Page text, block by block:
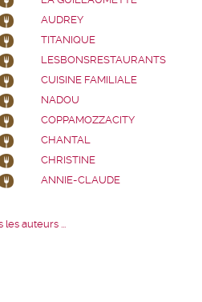
AUDREY
TITANIQUE
LESBONSRESTAURANTS
CUISINE FAMILIALE
NADOU
COPPAMOZZACITY
CHANTAL
CHRISTINE
ANNIE-CLAUDE
les auteurs ...